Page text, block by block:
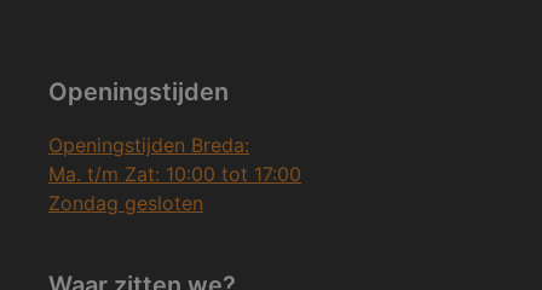
Openingstijden
Openingstijden Breda:
Ma. t/m Zat: 10:00 tot 17:00
Zondag gesloten